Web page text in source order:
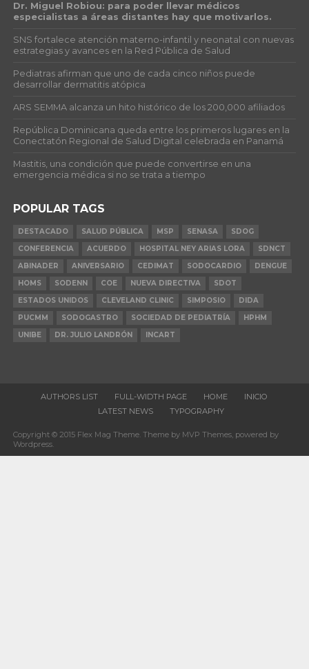
Dr. Miguel Robiou: para poder llevar médicos
especialistas a áreas distantes hay que motivarlos.
SNS fortalece atención materno-infantil y neonatal con nuevas
estrategias y avances en la Red Pública de Salud
Pediatras afirman que uno de cada cinco niños puede
desarrollar dermatitis atópica
ARS SEMMA alcanza un hito histórico de los 200,000 afiliados
República Dominicana queda entre los primeros lugares en la
Conectatón Regional de Salud Digital celebrada en Panamá
Mastitis, una condición que puede convertirse en una
emergencia médica si no se trata a tiempo
POPULAR TAGS
DESTACADO SALUD PÚBLICA MSP SENASA
SDOG
CONFERENCIA
ACUERDO HOSPITAL NEY ARIAS LORA
SDNCT
ABINADER
ANIVERSARIO CEDIMAT SODOCARDIO
DENGUE
HOMS
SODENN COE NUEVA DIRECTIVA
SDOT
ESTADOS UNIDOS
CLEVELAND CLINIC SIMPOSIO
DIDA
PUCMM
SODOGASTRO SOCIEDAD DE PEDIATRÍA
HPHM
UNIBE
DR. JULIO LANDRÓN INCART
AUTHORS LIST FULL-WIDTH PAGE HOME
INICIO
LATEST NEWS
TYPOGRAPHY
Copyright © 2015 Flex Mag Theme. Theme by MVP Themes, powered by
Wordpress.